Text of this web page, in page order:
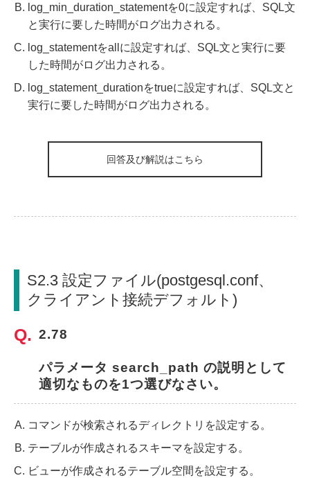
log_min_duration_statementを0に設定すれば、SQL文
と実行に要した時間がログ出力される。
log_statementをallに設定すれば、SQL文と実行に要
した時間がログ出力される。
log_statement_durationをtrueに設定すれば、SQL文と
実行に要した時間がログ出力される。
回答及び解説はこちら
S2.3 設定ファイル(postgesql.conf、
クライアント接続デフォルト)
2.78
パラメータ search_path の説明として
適切なものを1つ選びなさい。
コマンドが検索されるディレクトリを設定する。
テーブルが作成されるスキーマを設定する。
ビューが作成されるテーブル空間を設定する。